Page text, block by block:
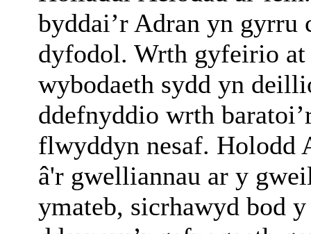
byddai’r Adran yn gyrru
dyfodol. Wrth gyfeirio
wybodaeth sydd yn
ddefnyddio wrth
flwyddyn nesaf. Holodd
â'r gwelliannau ar y
ymateb, sicrhawyd bod